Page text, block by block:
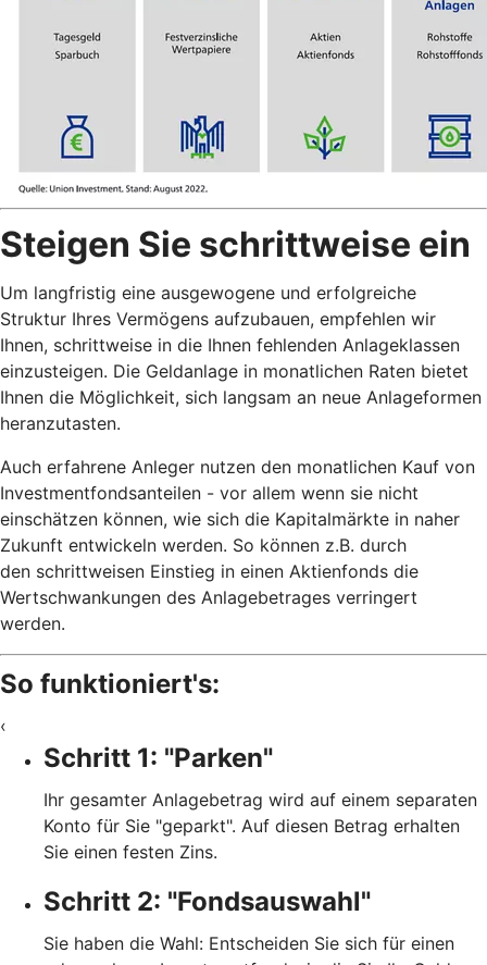
Steigen Sie schrittweise ein
Um langfristig eine ausgewogene und erfolgreiche
Struktur Ihres Vermögens aufzubauen, empfehlen wir
Ihnen, schrittweise in die Ihnen fehlenden Anlageklassen
einzusteigen. Die Geldanlage in monatlichen Raten bietet
Ihnen die Möglichkeit, sich langsam an neue Anlageformen
heranzutasten.
Auch erfahrene Anleger nutzen den monatlichen Kauf von
Investmentfondsanteilen - vor allem wenn sie nicht
einschätzen können, wie sich die Kapitalmärkte in naher
Zukunft entwickeln werden. So können z.B. durch
den schrittweisen Einstieg in einen Aktienfonds die
Wertschwankungen des Anlagebetrages verringert
werden.
So funktioniert's:
‹
Schritt 1: "Parken"
Ihr gesamter Anlagebetrag wird auf einem separaten
Konto für Sie "geparkt". Auf diesen Betrag erhalten
Sie einen festen Zins.
Schritt 2: "Fondsauswahl"
Sie haben die Wahl: Entscheiden Sie sich für einen